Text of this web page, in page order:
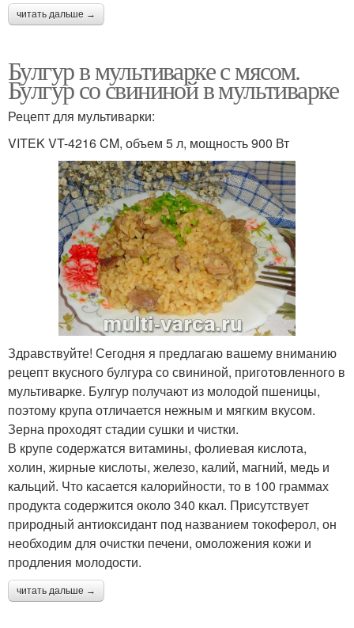
читать дальше →
Булгур в мультиварке с мясом.
Булгур со свининой в мультиварке
Рецепт для мультиварки:
VITEK VT-4216 CM, объем 5 л, мощность 900 Вт
Здравствуйте! Сегодня я предлагаю вашему вниманию
рецепт вкусного булгура со свининой, приготовленного в
мультиварке. Булгур получают из молодой пшеницы,
поэтому крупа отличается нежным и мягким вкусом.
Зерна проходят стадии сушки и чистки.
В крупе содержатся витамины, фолиевая кислота,
холин, жирные кислоты, железо, калий, магний, медь и
кальций. Что касается калорийности, то в 100 граммах
продукта содержится около 340 ккал. Присутствует
природный антиоксидант под названием токоферол, он
необходим для очистки печени, омоложения кожи и
продления молодости.
читать дальше →